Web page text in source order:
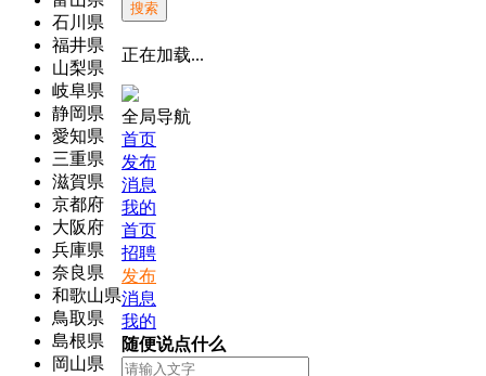
石川県
福井県
山梨県
岐阜県
静岡県
愛知県
三重県
滋賀県
京都府
大阪府
兵庫県
奈良県
和歌山県
鳥取県
島根県
岡山県
搜索
正在加载...
全局导航
首页
发布
消息
我的
首页
招聘
发布
消息
我的
随便说点什么